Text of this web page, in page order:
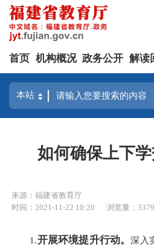
首页 机构概况 政务公开 解读
如何确保上下
来源：福建省教育厅
时间：2021-11-22 10:20
浏览量：3379
1.开展环境提升行动。深入